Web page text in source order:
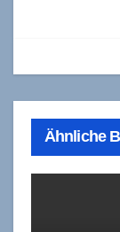
Ähnliche